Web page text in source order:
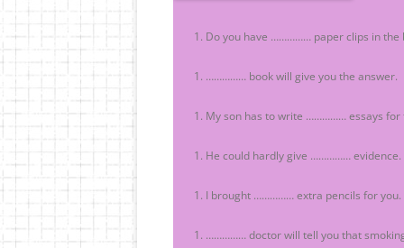
Do you have …………… paper clips in the
…………… book will give you the answer.
My son has to write …………… essays for
He could hardly give …………… evidence.
I brought …………… extra pencils for you.
…………… doctor will tell you that